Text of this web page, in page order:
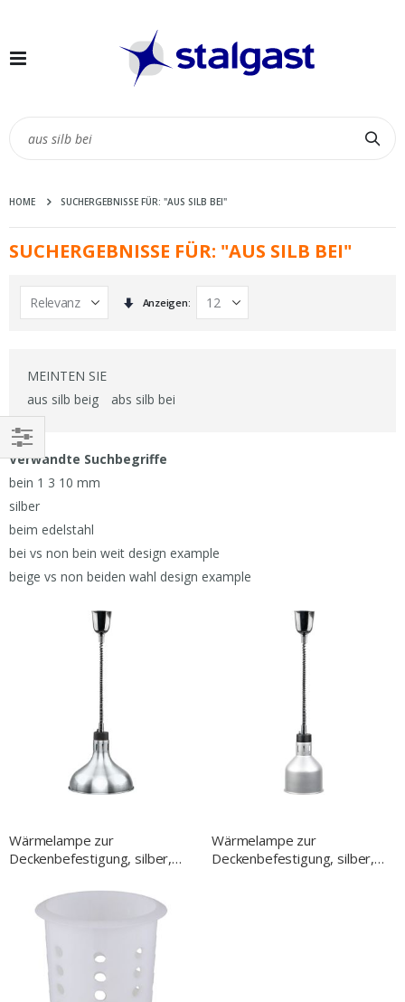
Navigation
HOME SUCHERGEBNISSE FÜR: "AUS SILB BEI"
SUCHERGEBNISSE FÜR: "AUS SILB BEI"
In
aufsteigender
Anzeigen
MEINTEN SIE
aus silb beig
abs silb bei
Verwandte Suchbegriffe
bein 1 3 10 mm
silber
beim edelstahl
bei vs non bein weit design example
beige vs non beiden wahl design example
Wärmelampe zur
Deckenbefestigung, silber,
Wärmelampe zur
Deckenbefestigung, silber,
EINKAUFEN
NACH